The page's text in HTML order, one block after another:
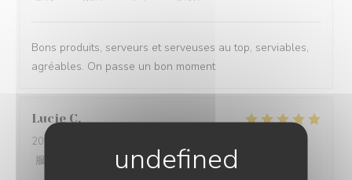
Bons produits, serveurs et serveuses au top, serviables,
agréables. On passe un bon moment
Lucie C
2026-08-05
服务
/5 菜单:5 /5 质价比 :5/5